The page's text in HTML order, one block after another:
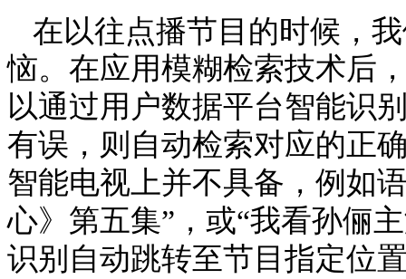
在以往点播节目的时候，
恼。在应用模糊检索技术后
以通过用户数据平台智能识
有误，则自动检索对应的正
智能电视上并不具备，例如
心》第五集”，或“我看孙俪
识别自动跳转至节目指定位